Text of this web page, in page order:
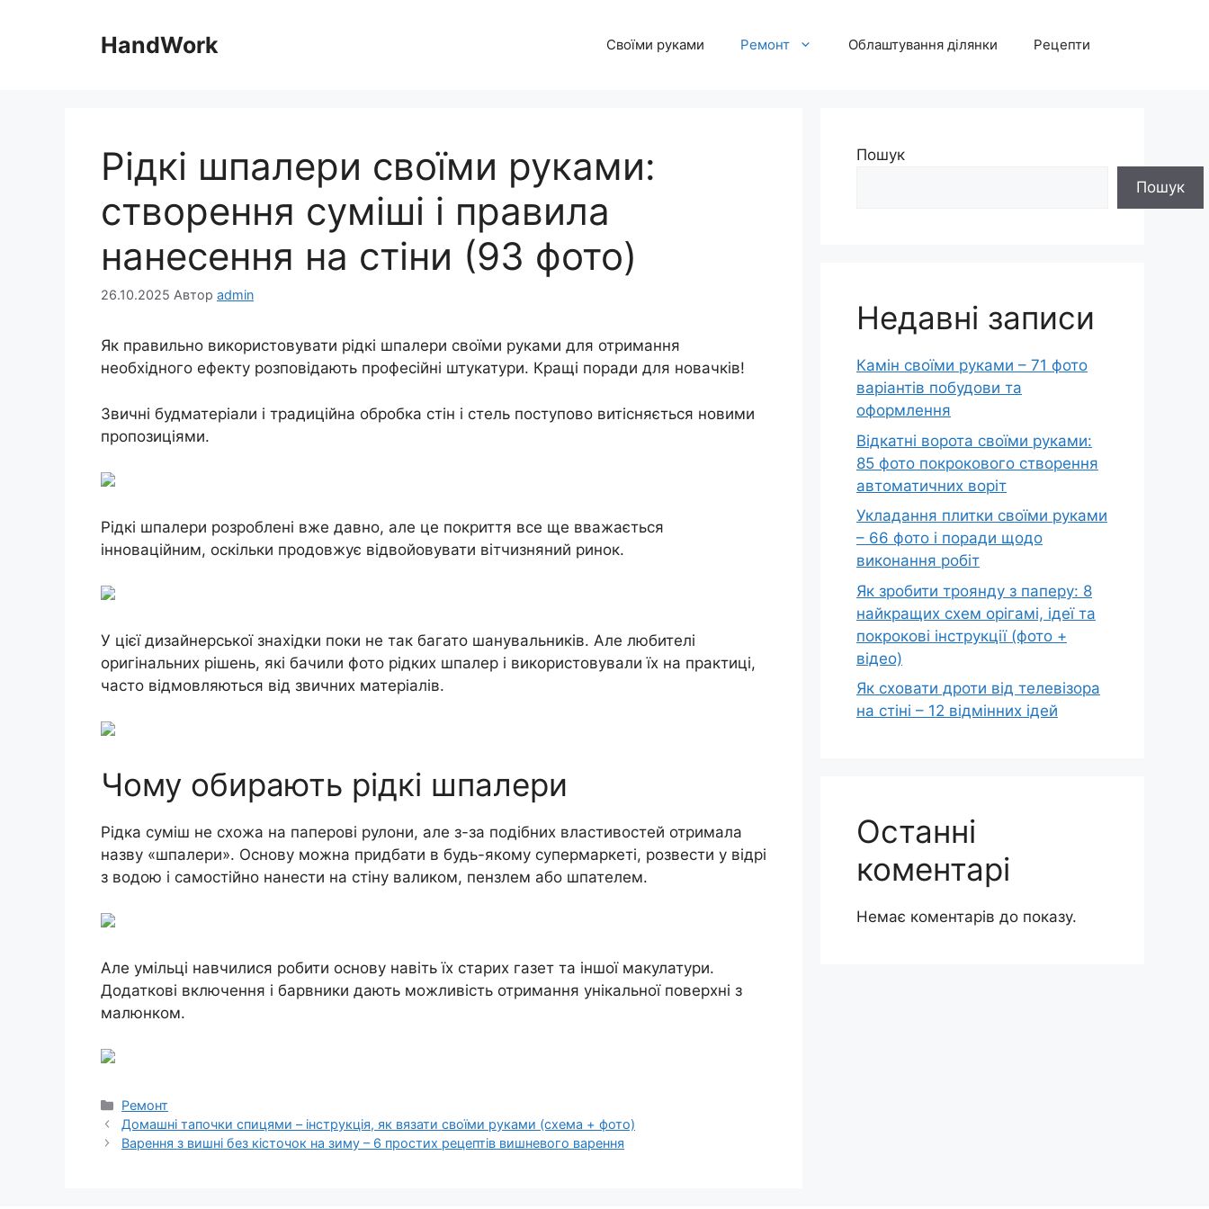
HandWork Своїми руками Ремонт Облаштування ділянки Рецепти
Рідкі шпалери своїми руками:
створення суміші і правила
нанесення на стіни (93 фото)
26.10.2025 Автор admin
Як правильно використовувати рідкі шпалери своїми руками для отримання
необхідного ефекту розповідають професійні штукатури. Кращі поради для новачків!
Звичні будматеріали і традиційна обробка стін і стель поступово витісняється новими
пропозиціями.
Рідкі шпалери розроблені вже давно, але це покриття все ще вважається
інноваційним, оскільки продовжує відвойовувати вітчизняний ринок.
У цієї дизайнерської знахідки поки не так багато шанувальників. Але любителі
оригінальних рішень, які бачили фото рідких шпалер і використовували їх на практиці,
часто відмовляються від звичних матеріалів.
Чому обирають рідкі шпалери
Рідка суміш не схожа на паперові рулони, але з-за подібних властивостей отримала
назву «шпалери». Основу можна придбати в будь-якому супермаркеті, розвести у відрі
з водою і самостійно нанести на стіну валиком, пензлем або шпателем.
Але умільці навчилися робити основу навіть їх старих газет та іншої макулатури.
Додаткові включення і барвники дають можливість отримання унікальної поверхні з
малюнком.
Категорії
Ремонт
Домашні тапочки спицями – інструкція, як вязати своїми руками (схема + фото)
Варення з вишні без кісточок на зиму – 6 простих рецептів вишневого варення
Пошук
Пошук
Недавні записи
Камін своїми руками – 71 фото
варіантів побудови та
оформлення
Відкатні ворота своїми руками:
85 фото покрокового створення
автоматичних воріт
Укладання плитки своїми руками
– 66 фото і поради щодо
виконання робіт
Як зробити троянду з паперу: 8
найкращих схем орігамі, ідеї та
покрокові інструкції (фото +
відео)
Як сховати дроти від телевізора
на стіні – 12 відмінних ідей
Останні
коментарі
Немає коментарів до показу.